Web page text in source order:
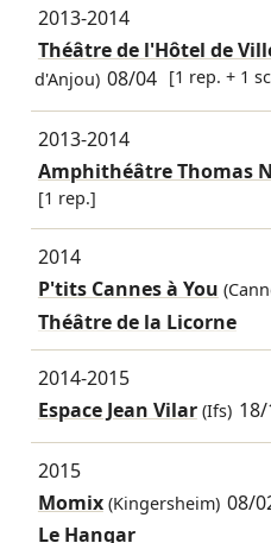
2013-2014
Théâtre de l'Hôtel de
d'Anjou) 08/04 [1 rep. + 1
2013-2014
Amphithéâtre Thomas
[1 rep.]
2014
P'tits Cannes à You
Théâtre de la Licorne
2014-2015
Espace Jean Vilar(Ifs) 18/
2015
Momix(Kingersheim) 08/
Le Hangar